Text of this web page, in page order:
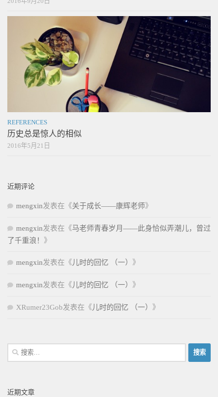
REFERENCES
历史总是惊人的相似
2016年5月21日
近期评论
mengxin发表在《关于成长——康辉老师》
mengxin发表在《马老师青春岁月——此身恰似弄潮儿，曾过
了千重浪！ 》
mengxin发表在《 儿时的回忆 （一） 》
mengxin发表在《 儿时的回忆 （一） 》
XRumer23Gob发表在《 儿时的回忆 （一） 》
搜
索：
近期文章